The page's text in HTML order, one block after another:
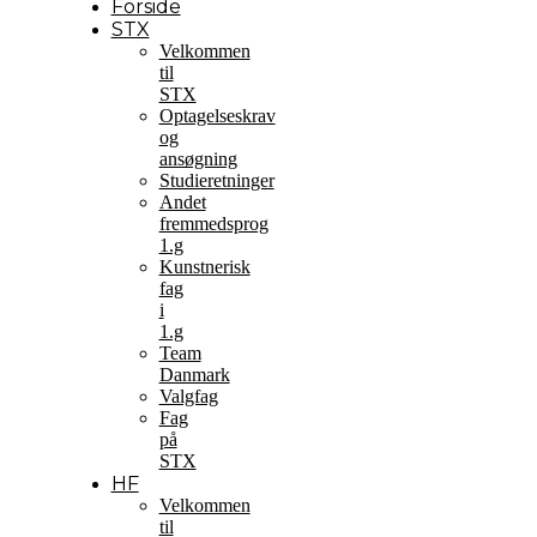
Forside
STX
Velkommen
til
STX
Optagelseskrav
og
ansøgning
Studieretninger
Andet
fremmedsprog
1.g
Kunstnerisk
fag
i
1.g
Team
Danmark
Valgfag
Fag
på
STX
HF
Velkommen
til